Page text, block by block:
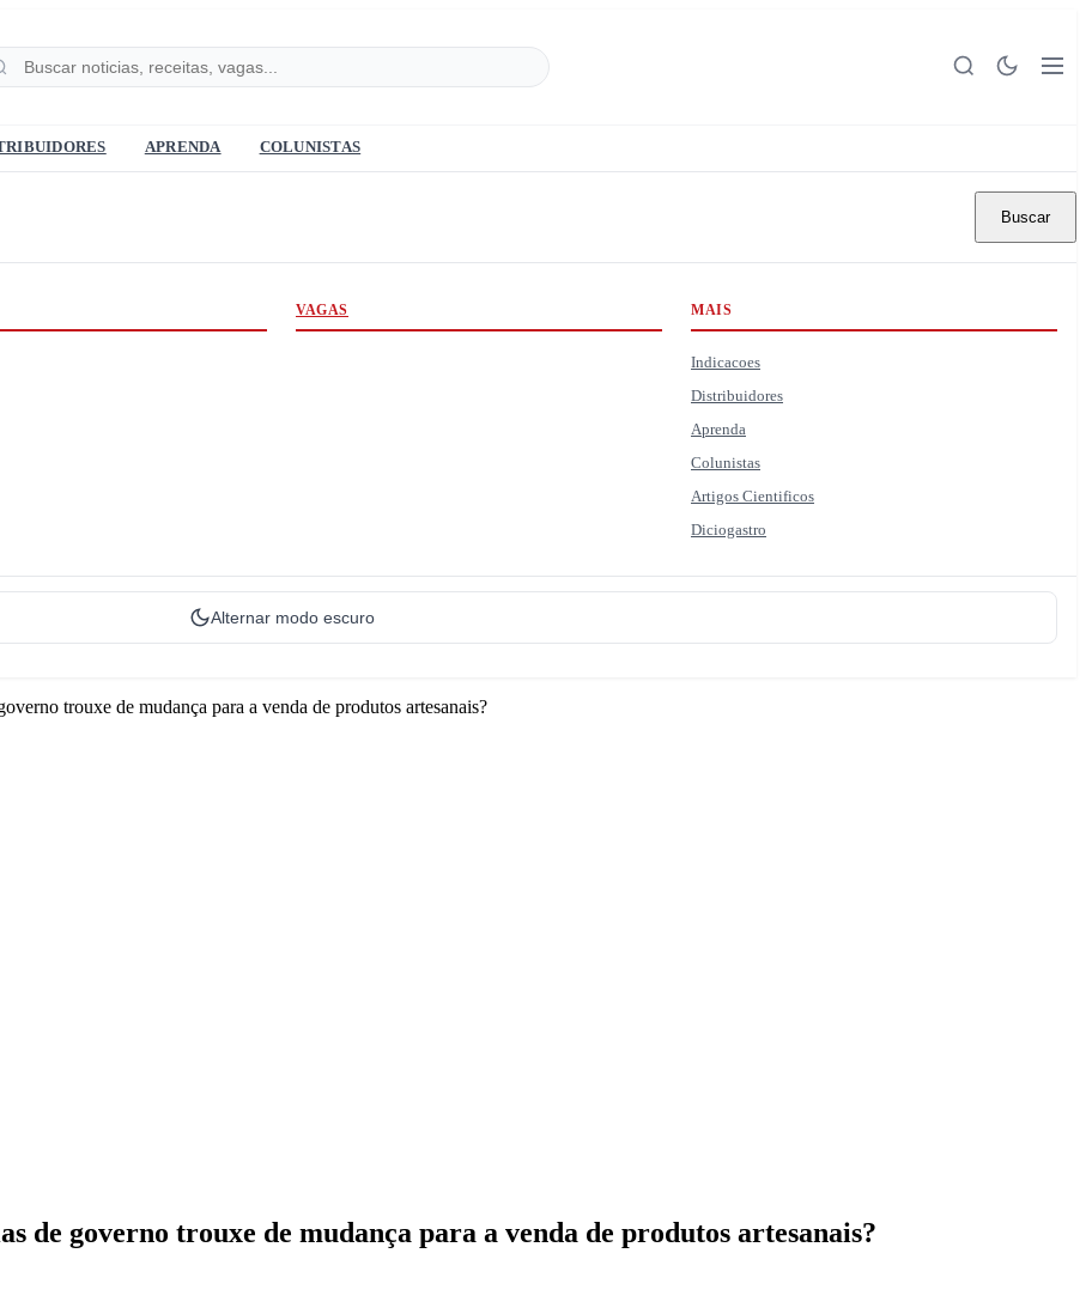
APRENDA COLUNISTAS
Buscar
VAGAS MAIS
Indicacoes
Distribuidores
Aprenda
Colunistas
Artigos Cientificos
Diciogastro
Alternar modo escuro
trouxe de mudança para a venda de produtos artesanais?
de governo trouxe de mudança para a venda de produtos artesanais?